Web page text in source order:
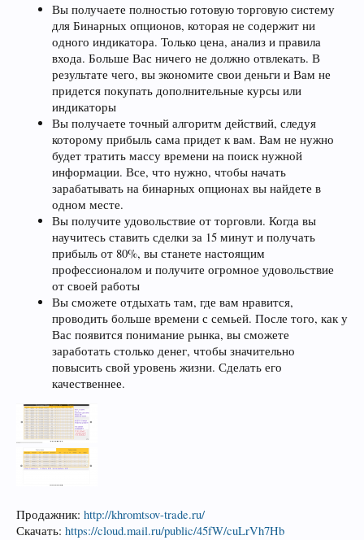
Вы получаете полностью готовую торговую систему
для Бинарных опционов, которая не содержит ни
одного индикатора. Только цена, анализ и правила
входа. Больше Вас ничего не должно отвлекать. В
результате чего, вы экономите свои деньги и Вам не
придется покупать дополнительные курсы или
индикаторы
Вы получаете точный алгоритм действий, следуя
которому прибыль сама придет к вам. Вам не нужно
будет тратить массу времени на поиск нужной
информации. Все, что нужно, чтобы начать
зарабатывать на бинарных опционах вы найдете в
одном месте.
Вы получите удовольствие от торговли. Когда вы
научитесь ставить сделки за 15 минут и получать
прибыль от 80%, вы станете настоящим
профессионалом и получите огромное удовольствие
от своей работы
Вы сможете отдыхать там, где вам нравится,
проводить больше времени с семьей. После того, как у
Вас появится понимание рынка, вы сможете
заработать столько денег, чтобы значительно
повысить свой уровень жизни. Сделать его
качественнее.
Продажник: http://khromtsov-trade.ru/
Скачать: https://cloud.mail.ru/public/45fW/cuLrVh7Hb